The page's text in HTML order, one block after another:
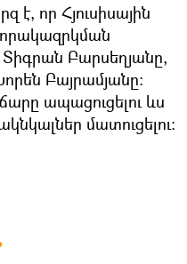
է, որ Հյուսիսային
Բարսեղյանը,
Բայրամյանը։
ապացուցելու ևս
մատուցելու։